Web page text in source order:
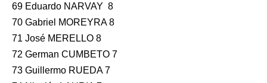
69 Eduardo NARVAY 8
70 Gabriel MOREYRA 8
71 José MERELLO 8
72 German CUMBETO 7
73 Guillermo RUEDA 7